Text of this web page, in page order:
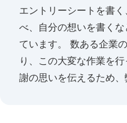
エントリーシートを書
べ、自分の想いを書く
ています。 数ある企業
り、この大変な作業を
謝の思いを伝えるため、